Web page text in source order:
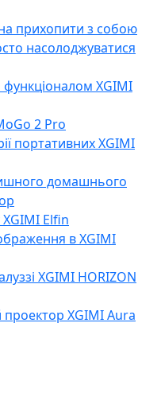
прихопити з собою
насолоджуватися
XGIMI
2 Pro
портативних XGIMI
домашнього
Elfin
в XGIMI
XGIMI HORIZON
XGIMI Aura